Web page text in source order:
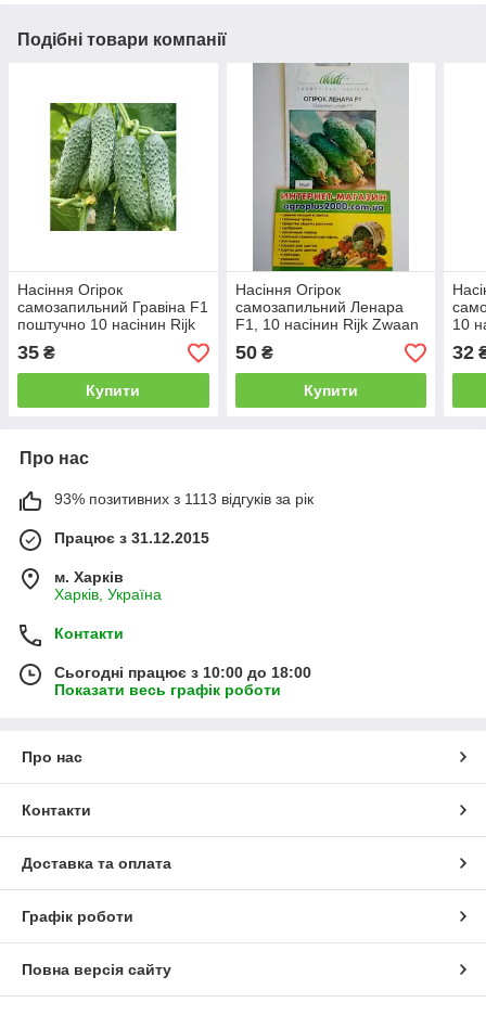
Подібні товари компанії
Насіння Огірок
самозапильний Гравіна F1
поштучно 10 насінин Rijk
Zwaan
35 ₴
Купити
Насіння Огірок
самозапильний Ленара
F1, 10 насінин Rijk Zwaan
50₴
Купити
10
32
Про нас
93% позитивних з 1113 відгуків за рік
Працює з 31.12.2015
м. Харків
Харків, Україна
Контакти
Сьогодні працює з 10:00 до 18:00
Показати весь графік роботи
Про нас
Контакти
Доставка та оплата
Графік роботи
Повна версія сайту